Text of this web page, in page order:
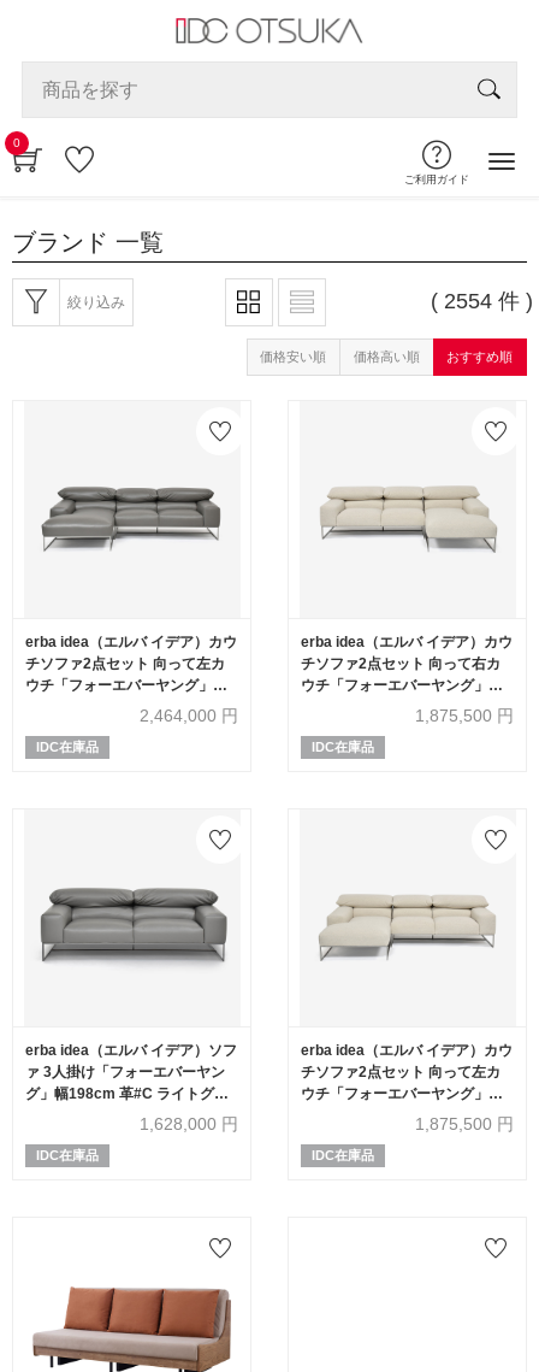
0
ご利用ガイド
ブランド 一覧
絞り込み ( 2554 件 )
価格安い順 価格高い順 おすすめ順
erba idea（エルバ イデア）カウ
チソファ2点セット 向って左カ
ウチ「フォーエバーヤング」幅
250cm 革#C ライトグレー色
2,464,000 円
IDC在庫品
erba idea（エルバ イデア）カウ
チソファ2点セット 向って右カ
ウチ「フォーエバーヤング」幅
250cm 布#SUPER ブークレ ベ
1,875,500 円
IDC在庫品
erba idea（エルバ イデア）ソフ
ァ 3人掛け「フォーエバーヤン
グ」幅198cm 革#C ライトグレ
1,628,000 円
IDC在庫品
erba idea（エルバ イデア）カウ
チソファ2点セット 向って左カ
ウチ「フォーエバーヤング」幅
250cm 布#SUPER ブークレ ベ
1,875,500 円
IDC在庫品